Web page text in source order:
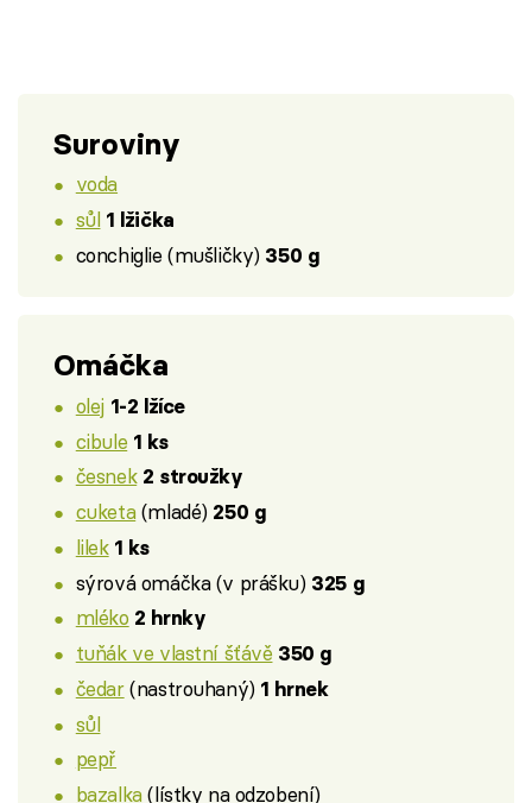
Suroviny
voda
sůl 1 lžička
conchiglie (mušličky) 350 g
Omáčka
olej 1-2 lžíce
cibule 1 ks
česnek 2 stroužky
cuketa(mladé) 250 g
lilek 1 ks
sýrová omáčka (v prášku) 325 g
mléko 2 hrnky
tuňák ve vlastní šťávě 350 g
čedar(nastrouhaný) 1 hrnek
sůl
pepř
bazalka(lístky na odzobení)